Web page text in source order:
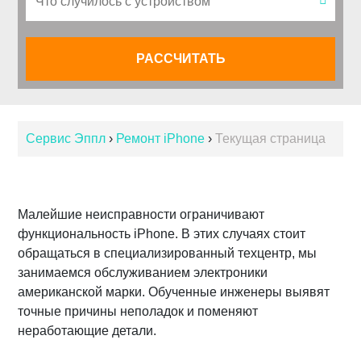
Сервис Эппл › Ремонт iPhone ›Текущая страница
Малейшие неисправности ограничивают
функциональность iPhone. В этих случаях стоит
обращаться в специализированный техцентр, мы
занимаемся обслуживанием электроники
американской марки. Обученные инженеры выявят
точные причины неполадок и поменяют
неработающие детали.